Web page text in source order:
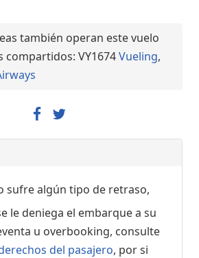
también operan este vuelo
compartidos: VY1674Vueling,
sufre algún tipo de retraso,
le deniega el embarque a su
u overbooking, consulte
del pasajero, por si